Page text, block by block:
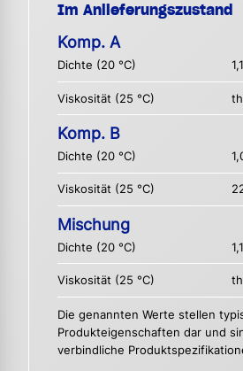
Im Anlieferungszustand
Komp. A
Dichte (20 °C)
Viskosität (25 °C)
Komp. B
Dichte (20 °C)
Viskosität (25 °C)
Mischung
Dichte (20 °C)
Viskosität (25 °C)
Die genannten Werte stellen
Produkteigenschaften dar und
verbindliche